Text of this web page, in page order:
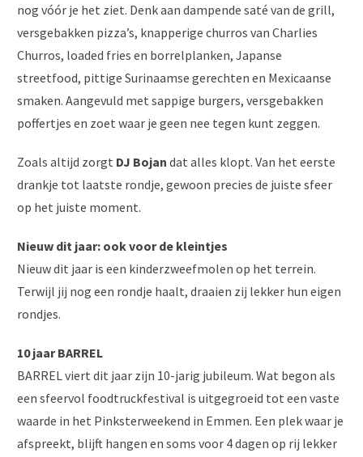
nog vóór je het ziet. Denk aan dampende saté van de grill,
versgebakken pizza’s, knapperige churros van Charlies
Churros, loaded fries en borrelplanken, Japanse
streetfood, pittige Surinaamse gerechten en Mexicaanse
smaken. Aangevuld met sappige burgers, versgebakken
poffertjes en zoet waar je geen nee tegen kunt zeggen.
Zoals altijd zorgt DJ Bojan dat alles klopt. Van het eerste
drankje tot laatste rondje, gewoon precies de juiste sfeer
op het juiste moment.
Nieuw dit jaar: ook voor de kleintjes
Nieuw dit jaar is een kinderzweefmolen op het terrein.
Terwijl jij nog een rondje haalt, draaien zij lekker hun eigen
rondjes.
10 jaar BARREL
BARREL viert dit jaar zijn 10-jarig jubileum. Wat begon als
een sfeervol foodtruckfestival is uitgegroeid tot een vaste
waarde in het Pinksterweekend in Emmen. Een plek waar je
afspreekt, blijft hangen en soms voor 4 dagen op rij lekker